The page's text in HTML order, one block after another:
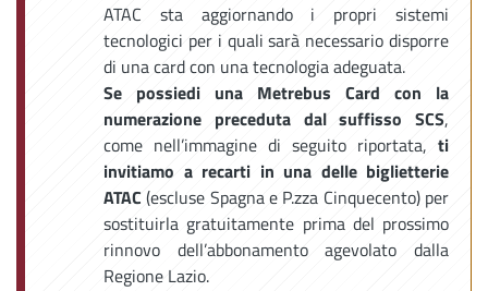
ATAC sta aggiornando i propri sistemi
tecnologici per i quali sarà necessario disporre
di una card con una tecnologia adeguata.
Se possiedi una Metrebus Card con la
numerazione preceduta dal suffisso SCS,
come nell’immagine di seguito riportata, ti
invitiamo a recarti in una delle biglietterie
ATAC(escluse Spagna e P.zza Cinquecento) per
sostituirla gratuitamente prima del prossimo
rinnovo dell’abbonamento agevolato dalla
Regione Lazio.